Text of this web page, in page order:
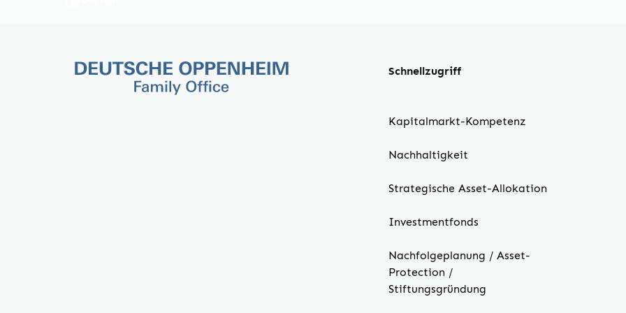
Schnellzugriff
Kapitalmarkt-Kompetenz
Nachhaltigkeit
Strategische Asset-Allokation
Investmentfonds
Nachfolgeplanung / Asset-
Protection /
Stiftungsgründung